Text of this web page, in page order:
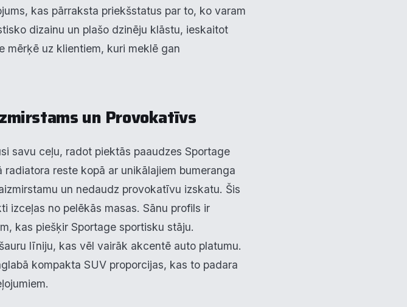
kas pārraksta priekšstatus par to, ko varam
dizainu un plašo dzinēju klāstu, ieskaitot
mērķē uz klientiem, kuri meklē gan
un Provokatīvs
savu ceļu, radot piektās paaudzes Sportage
reste kopā ar unikālajiem bumeranga
un nedaudz provokatīvu izskatu. Šis
izceļas no pelēkās masas. Sānu profils ir
kas piešķir Sportage sportisku stāju.
līniju, kas vēl vairāk akcentē auto platumu.
kompakta SUV proporcijas, kas to padara